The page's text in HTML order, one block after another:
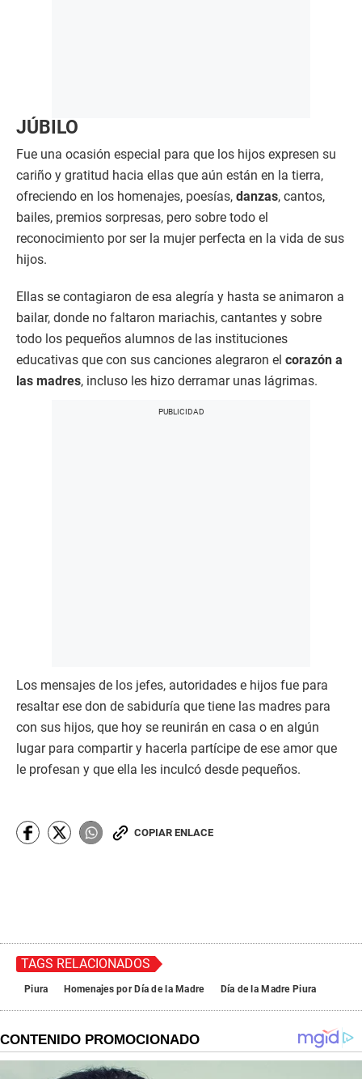
JÚBILO
Fue una ocasión especial para que los hijos expresen su
cariño y gratitud hacia ellas que aún están en la tierra,
ofreciendo en los homenajes, poesías, danzas, cantos,
bailes, premios sorpresas, pero sobre todo el
reconocimiento por ser la mujer perfecta en la vida de sus
hijos.
Ellas se contagiaron de esa alegría y hasta se animaron a
bailar, donde no faltaron mariachis, cantantes y sobre
todo los pequeños alumnos de las instituciones
educativas que con sus canciones alegraron el corazón a
las madres, incluso les hizo derramar unas lágrimas.
Los mensajes de los jefes, autoridades e hijos fue para
resaltar ese don de sabiduría que tiene las madres para
con sus hijos, que hoy se reunirán en casa o en algún
lugar para compartir y hacerla partícipe de ese amor que
le profesan y que ella les inculcó desde pequeños.
COPIAR ENLACE
TAGS RELACIONADOS
Piura Homenajes por Día de la Madre Día de la Madre Piura